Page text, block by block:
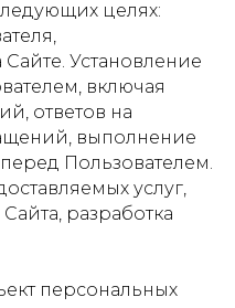
целях:
Установление
включая
ответов на
выполнение
Пользователем.
услуг,
разработка
персональных